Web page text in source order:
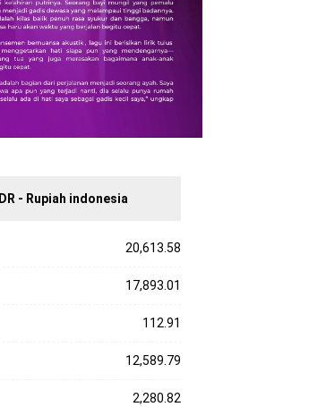
IDR - Rupiah indonesia
20,613.58
17,893.01
112.91
12,589.79
2,280.82